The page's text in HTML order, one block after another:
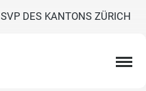
SVP DES KANTONS ZÜRICH